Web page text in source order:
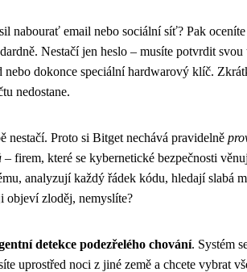
nabourať email nebo sociální síť? Pak
Nestačí jen heslo – musíte potvrdit
dokonce speciální hardwarový klíč.
nedostane.
nestačí. Proto si Bitget nechává pravidelně
– firem, které se kybernetické bezpečnosti
analyzují každý řádek kódu, hledají slabá
objeví zloděj, nemyslíte?
detekce podezřelého chování. Systém
uprostřed noci z jiné země a chcete vybrat